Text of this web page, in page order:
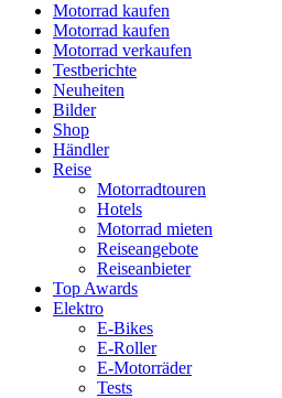
Motorrad kaufen
Motorrad kaufen
Motorrad verkaufen
Testberichte
Neuheiten
Bilder
Shop
Händler
Reise
Motorradtouren
Hotels
Motorrad mieten
Reiseangebote
Reiseanbieter
Top Awards
Elektro
E-Bikes
E-Roller
E-Motorräder
Tests